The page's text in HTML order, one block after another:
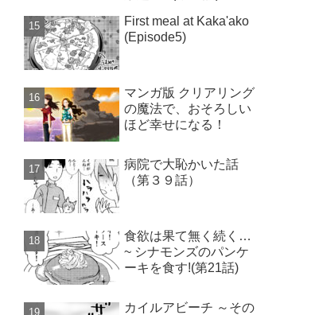
First meal at Kaka'ako
(Episode5)
マンガ版 クリアリング
の魔法で、おそろしい
ほど幸せになる！
病院で大恥かいた話
（第３９話）
食欲は果て無く続く…
~ シナモンズのパンケ
ーキを食す!(第21話)
カイルアビーチ ～その